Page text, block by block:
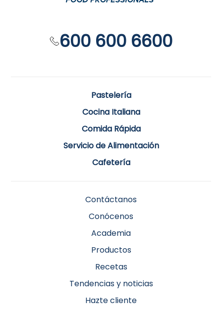
600 600 6600
Pastelería
Cocina Italiana
Comida Rápida
Servicio de Alimentación
Cafetería
Contáctanos
Conócenos
Academia
Productos
Recetas
Tendencias y noticias
Hazte cliente